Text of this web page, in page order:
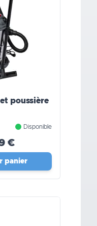
poussière
Disponible
€
panier